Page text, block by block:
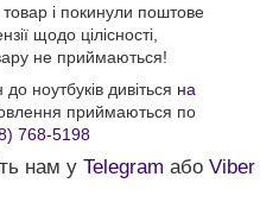
і покинули поштове
щодо цілісності,
не приймаються!
ноутбуків дивіться на
приймаються по
768-5198
нам у Telegram або Viber